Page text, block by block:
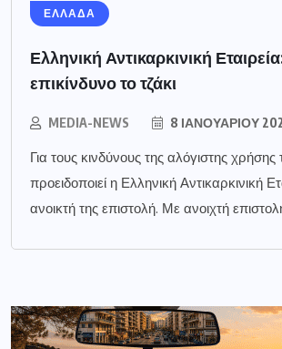
ΕΛΛΑΔΑ
Ελληνική Αντικαρκινική
επικίνδυνο το τζάκι
MEDIA-NEWS 8 ΙΑΝΟΥΑΡΊΟΥ
Για τους κινδύνους της αλόγιστης χρήσης
προειδοποιεί η Ελληνική Αντικαρκινική
ανοικτή της επιστολή. Με ανοιχτή